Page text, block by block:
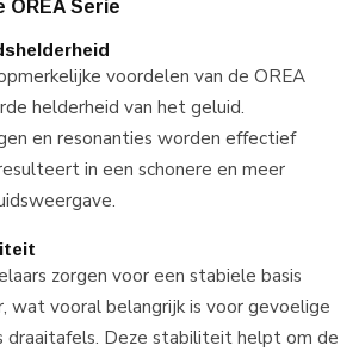
OREA Serie
voordelen van de OREA
helderheid van het geluid.
en resonanties worden effectief
in een schonere en meer
zorgen voor een stabiele basis
wat vooral belangrijk is voor gevoelige
draaitafels. Deze stabiliteit helpt om de